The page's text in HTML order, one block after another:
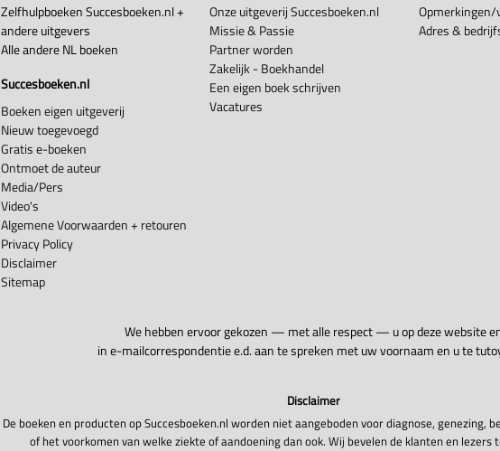
Zelfhulpboeken Succesboeken.nl +
andere uitgevers
Alle andere NL boeken
Succesboeken.nl
Boeken eigen uitgeverij
Nieuw toegevoegd
Gratis e-boeken
Ontmoet de auteur
Media/Pers
Video's
Algemene Voorwaarden + retouren
Privacy Policy
Disclaimer
Sitemap
Onze uitgeverij Succesboeken.nl
Missie & Passie
Partner worden
Zakelijk - Boekhandel
Een eigen boek schrijven
Vacatures
Opmerkingen/
Adres &
We hebben ervoor gekozen — met alle respect — u op deze website
in e-mailcorrespondentie e.d. aan te spreken met uw voornaam en u te
Disclaimer
De boeken en producten op Succesboeken.nl worden niet aangeboden voor diagnose, genezing,
of het voorkomen van welke ziekte of aandoening dan ook. Wij bevelen de klanten en lezers